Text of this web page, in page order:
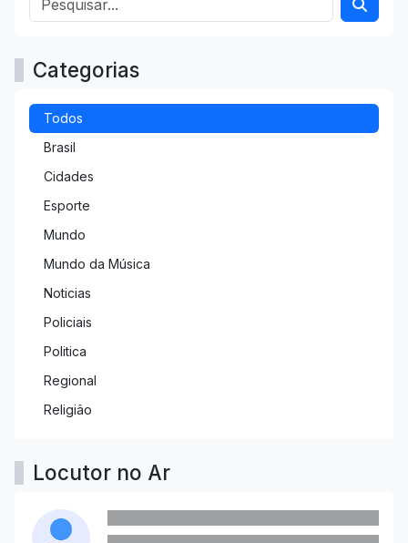
Categorias
Todos
Brasil
Cidades
Esporte
Mundo
Mundo da Música
Noticias
Policiais
Politica
Regional
Religiâo
Locutor no Ar